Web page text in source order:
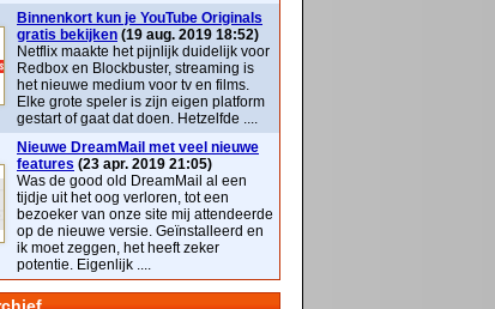
Binnenkort kun je YouTube Originals
gratis bekijken (19 aug. 2019 18:52)
Netflix maakte het pijnlijk duidelijk voor
Redbox en Blockbuster, streaming is
het nieuwe medium voor tv en films.
Elke grote speler is zijn eigen platform
gestart of gaat dat doen. Hetzelfde ....
Nieuwe DreamMail met veel nieuwe
features (23 apr. 2019 21:05)
Was de good old DreamMail al een
tijdje uit het oog verloren, tot een
bezoeker van onze site mij attendeerde
op de nieuwe versie. Geïnstalleerd en
ik moet zeggen, het heeft zeker
potentie. Eigenlijk ....